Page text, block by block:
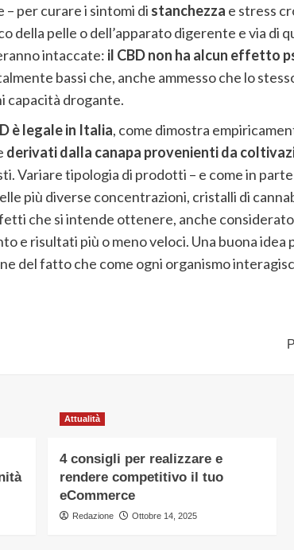
per curare i sintomi di stanchezza e stress
pelle o dell’apparato digerente e via di
intaccate: il CBD non ha alcun effetto
bassi che, anche ammesso che lo
capacità drogante.
è legale in Italia, come dimostra
derivati dalla canapa provenienti da
Variare tipologia di prodotti – e come in
più diverse concentrazioni, cristalli di
che si intende ottenere, anche
e risultati più o meno veloci. Una buona
del fatto che come ogni organismo
Attualità
4 consigli per realizzare e
rendere competitivo il tuo
eCommerce
Redazione Ottobre 14, 2025